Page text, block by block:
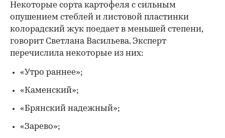
Некоторые сорта картофеля с сильным
опушением стеблей и листовой пластинки
колорадский жук поедает в меньшей степени,
говорит Светлана Васильева. Эксперт
перечислила некоторые из них:
«Утро раннее»;
«Каменский»;
«Брянский надежный»;
«Зарево»;